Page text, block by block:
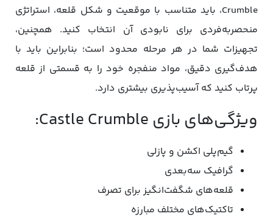
Crumble، باید متناسب با موقعیت و شکل قلعه، استراتژی
منحصربه‌فردی برای نابودی آن انتخاب کنید. همچنین،
تجهیزات شما در هر مرحله محدود است؛ بنابراین باید با
هدف‌گیری دقیق، مواد منفجره خود را به قسمتی از قلعه
پرتاب کنید که آسیب‌پذیری بیشتری دارد.
‌ویژگی‌های بازی Castle Crumble:‌
گیم‌پلی اکشن و پازلی
گرافیک سه‌بعدی
قلعه‌های شگفت‌انگیز برای تصرف
تاکتیک‌های مختلف مبارزه